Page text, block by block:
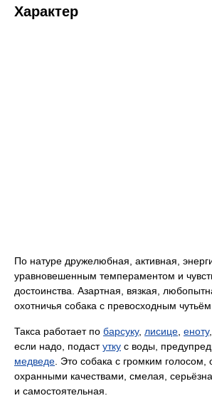
Характер
По натуре дружелюбная, активная,
уравновешенным темпераментом и
достоинства. Азартная, вязкая,
охотничья собака с превосходным чутьём.
Такса работает по барсуку, лисице еноту
если надо, подастутку с воды,
медведе . Это собака с громким голосом,
охранными качествами, смелая,
и самостоятельная.